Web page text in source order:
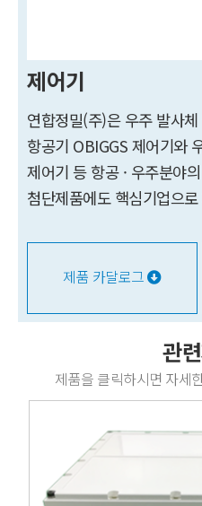
제어기
연합정밀(주)은 우주 발사
항공기 OBIGGS 제어기와
제어기 등 항공 · 우주분야
첨단제품에도 핵심기업으
제품 카달로그
관
제품을 클릭하시면 자세